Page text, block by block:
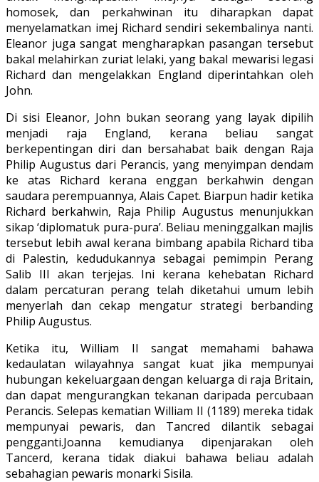
homosek, dan perkahwinan itu diharapkan dapat
menyelamatkan imej Richard sendiri sekembalinya nanti.
Eleanor juga sangat mengharapkan pasangan tersebut
bakal melahirkan zuriat lelaki, yang bakal mewarisi legasi
Richard dan mengelakkan England diperintahkan oleh
John.
Di sisi Eleanor, John bukan seorang yang layak dipilih
menjadi raja England, kerana beliau sangat
berkepentingan diri dan bersahabat baik dengan Raja
Philip Augustus dari Perancis, yang menyimpan dendam
ke atas Richard kerana enggan berkahwin dengan
saudara perempuannya, Alais Capet. Biarpun hadir ketika
Richard berkahwin, Raja Philip Augustus menunjukkan
sikap ‘diplomatuk pura-pura’. Beliau meninggalkan majlis
tersebut lebih awal kerana bimbang apabila Richard tiba
di Palestin, kedudukannya sebagai pemimpin Perang
Salib III akan terjejas. Ini kerana kehebatan Richard
dalam percaturan perang telah diketahui umum lebih
menyerlah dan cekap mengatur strategi berbanding
Philip Augustus.
Ketika itu, William II sangat memahami bahawa
kedaulatan wilayahnya sangat kuat jika mempunyai
hubungan kekeluargaan dengan keluarga di raja Britain,
dan dapat mengurangkan tekanan daripada percubaan
Perancis. Selepas kematian William II (1189) mereka tidak
mempunyai pewaris, dan Tancred dilantik sebagai
pengganti.Joanna kemudianya dipenjarakan oleh
Tancerd, kerana tidak diakui bahawa beliau adalah
sebahagian pewaris monarki Sisila.